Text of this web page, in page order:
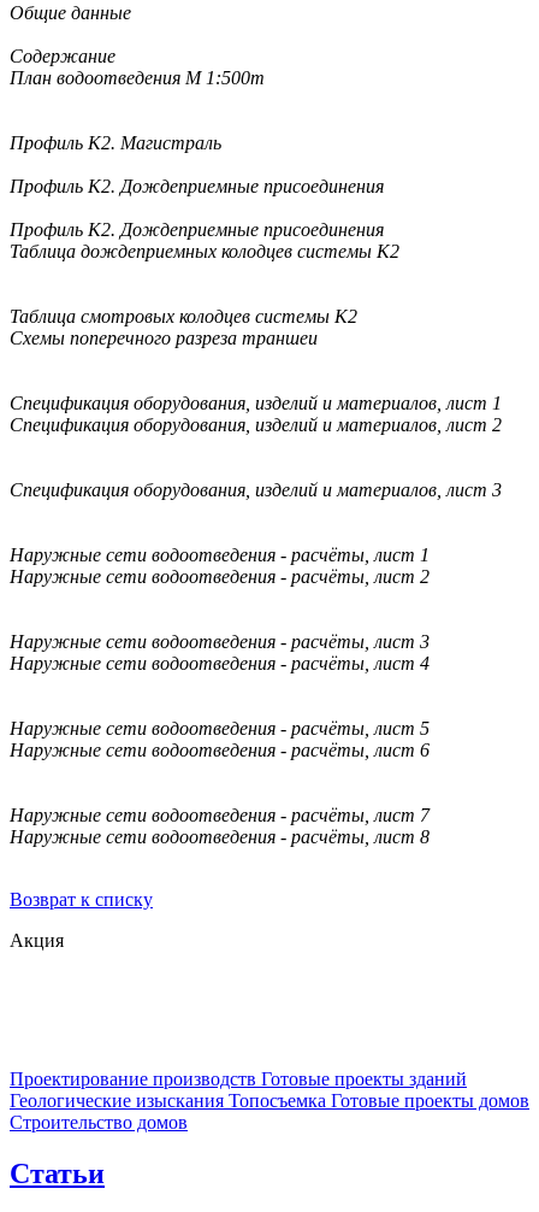
Общие данные
Содержание
План водоотведения М 1:500т
Профиль К2. Магистраль
Профиль К2. Дождеприемные присоединения
Профиль К2. Дождеприемные присоединения
Таблица дождеприемных колодцев системы К2
Таблица смотровых колодцев системы К2
Схемы поперечного разреза траншеи
Спецификация оборудования, изделий и материалов, лист 1
Спецификация оборудования, изделий и материалов, лист 2
Спецификация оборудования, изделий и материалов, лист 3
Наружные сети водоотведения - расчёты, лист 1
Наружные сети водоотведения - расчёты, лист 2
Наружные сети водоотведения - расчёты, лист 3
Наружные сети водоотведения - расчёты, лист 4
Наружные сети водоотведения - расчёты, лист 5
Наружные сети водоотведения - расчёты, лист 6
Наружные сети водоотведения - расчёты, лист 7
Наружные сети водоотведения - расчёты, лист 8
Возврат к списку
Акция
Проектирование производств Готовые проекты зданий
Геологические изыскания Топосъемка Готовые проекты домов
Строительство домов
Статьи